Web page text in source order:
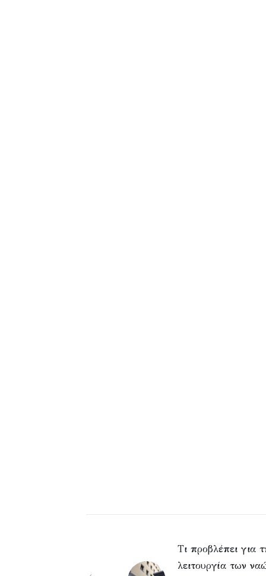
Τι προβλέπει για
λειτουργία των